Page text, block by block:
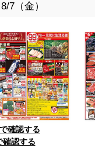
7（金）
確認する
確認する